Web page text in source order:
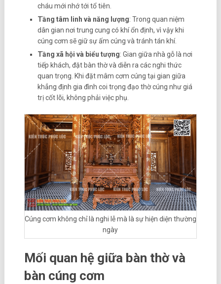
cháu mới nhớ tới tổ tiên.
Tầng tâm linh và năng lượng: Trong quan niệm
dân gian nơi trung cung có khí ổn định, vì vậy khi
cúng cơm sẽ giữ sự ấm cúng và tránh tán khí.
Tầng xã hội và biểu tượng: Gian giữa nhà gỗ là nơi
tiếp khách, đặt bàn thờ và diễn ra các nghi thức
quan trọng. Khi đặt mâm cơm cúng tại gian giữa
khẳng định gia đình coi trọng đạo thờ cúng như giá
trị cốt lõi, không phải việc phụ.
Cúng cơm không chỉ là nghi lễ mà là sự hiện diện thường
ngày
Mối quan hệ giữa bàn thờ và
bàn cúng cơm